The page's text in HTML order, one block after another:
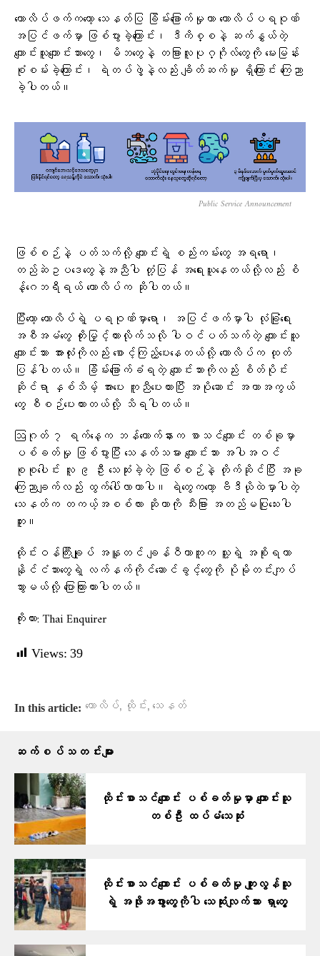
ကောလိပ်ဖက်ကတော့ သေနတ်ပြ ခြိမ်းခြောက်မှုဟာ ကောလိပ်ပရဝုဏ်
အပြင်ဖက်မှာ ဖြစ်ပွားခဲ့ကြောင်း၊ ဒီကိစ္စနဲ့ ဆက်နွှယ်တဲ့
ကျောင်းသူကျောင်းသားတွေ၊ မိဘတွေနဲ့ တခြားလူပုဂ္ဂိုလ်တွေကို မေးမြန်း
စုံစမ်းခဲ့ကြောင်း၊ ရဲတပ်ဖွဲ့နဲ့လည်း ချိတ်ဆက်မှု ရှိကြောင်း ကြေညာ
ခဲ့ပါတယ်။
Public Service Announcement
ဖြစ်စဉ်နဲ့ ပတ်သက်လို့ ကျောင်းရဲ့ စည်းကမ်းတွေ အရရော၊
တည်ဆဲဥပဒေတွေနဲ့အညီပါ တုံ့ပြန် အရေးယူနေတယ်လို့လည်း စိ
န့်ဂေဘရီရယ် ကောလိပ်က ဆိုပါတယ်။
ပြီးတော့ ကောလိပ်ရဲ့ ပရဝုဏ်မှာရော၊ အပြင်ဖက်မှာပါ လုံခြုံရေး
အစီအမံတွေ တိုးမြှင့်ထားလိုက်သလို ပါဝင်ပတ်သက်တဲ့ ကျောင်းသူ
ကျောင်းသား အားလုံးကိုလည်း စောင့်ကြည့်ပေးနေတယ်လို့ ကောလိပ်က ထုတ်
ပြန်ပါတယ်။ ခြိမ်းခြောက်ခံရတဲ့ ကျောင်းသားကိုလည်း စိတ်ပိုင်း
ဆိုင်ရာ နှစ်သိမ့် အားပေး ကူညီပေးထားပြီး အပိုဆောင်း အကာအကွယ်
တွေ စီစဉ်ပေးထားတယ်လို့ သိရပါတယ်။
ဩဂုတ် ၇ ရက်နေ့က ဘန်ကောက်နားက စာသင်ကျောင်း တစ်ခုမှာ
ပစ်ခတ်မှု ဖြစ်ပွားပြီး သေနတ်သမား ကျောင်းသား အပါအဝင်
စုစုပေါင်း လူ ၉ ဦး သေဆုံးခဲ့တဲ့ ဖြစ်စဉ်နဲ့ တိုက်ဆိုင်ပြီး အခု
ကြေညာချက်လည်း ထွက်ပေါ်လာတာပါ။ ရဲတွေကတော့ ဗီဒီယိုထဲမှာပါတဲ့
သေနတ်က တကယ့်အစစ်လား ဆိုတာကို သီးခြား အတည်မပြုသေးပါ
ဘူး။
ထိုင်းဝန်ကြီးချုပ် အနူတင် ချန်ဝီယာကူက သူ့ရဲ့ အစိုးရဟာ
နိုင်ငံသားတွေရဲ့ လက်နက်ကိုင်ဆောင်ခွင့်တွေကို ပိုမိုတင်းကျပ်
သွားမယ်လို့ ပြောကြားထားပါတယ်။
ကိုးကား: Thai Enquirer
Views: 39
In this article: ကောလိပ်, ထိုင်း, သေနတ်
ဆက်စပ်သတင်းများ
ထိုင်းစာသင်ကျောင်း ပစ်ခတ်မှုမှာ ကျောင်းသူ
တစ်ဦး ထပ်မံသေဆုံး
ထိုင်းစာသင်ကျောင်း ပစ်ခတ်မှု ကျူးလွန်သူ
ရဲ့ အဖိုးအဖွားတွေကိုပါ သေဆုံးလျက်သား ရှာတွေ့